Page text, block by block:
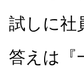
試しに社
答えは『